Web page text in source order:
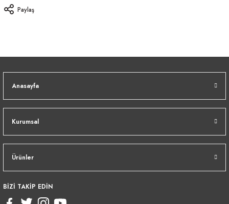
Paylaş
Anasayfa
Kurumsal
Ürünler
BİZİ TAKİP EDİN